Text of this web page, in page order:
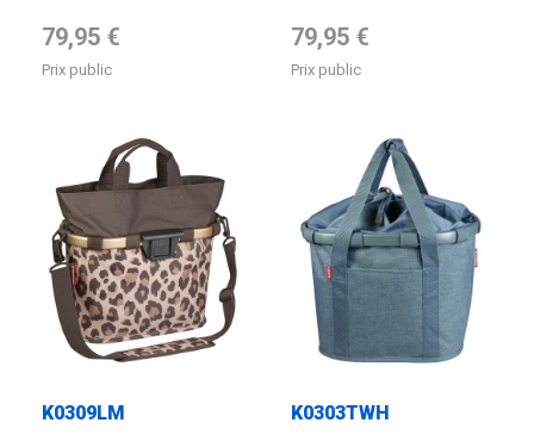
Prix de base
79,95 €
Prix public
Prix de base
79,95 €
Prix public
K0309LM
K0303TWH